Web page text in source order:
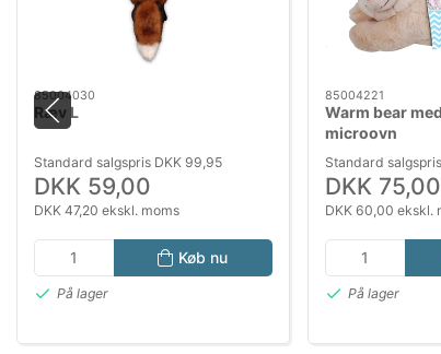
85004030
Ræv L
Standard salgspris DKK 99,95
DKK 59,00
DKK 47,20 ekskl. moms
Køb nu
På lager
85004221
Warm bear
microovn
Standard
DKK 75,00
DKK 60,00 ekskl.
På lager